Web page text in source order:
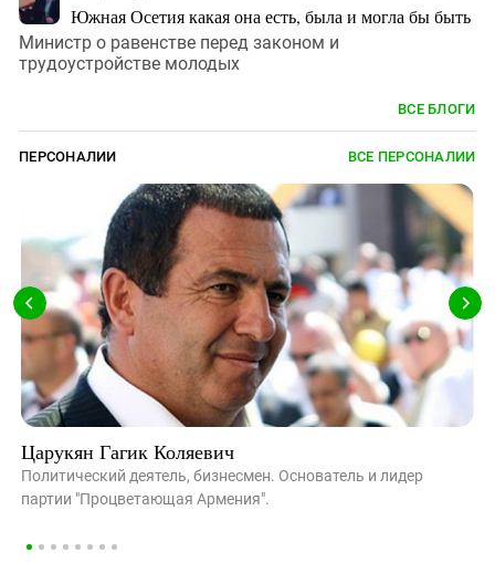
Южная Осетия какая она есть, была и могла бы быть
Министр о равенстве перед законом и
трудоустройстве молодых
ВСЕ БЛОГИ
ПЕРСОНАЛИИ ВСЕ ПЕРСОНАЛИИ
Царукян Гагик Коляевич
Политический деятель, бизнесмен. Основатель и лидер
партии "Процветающая Армения".